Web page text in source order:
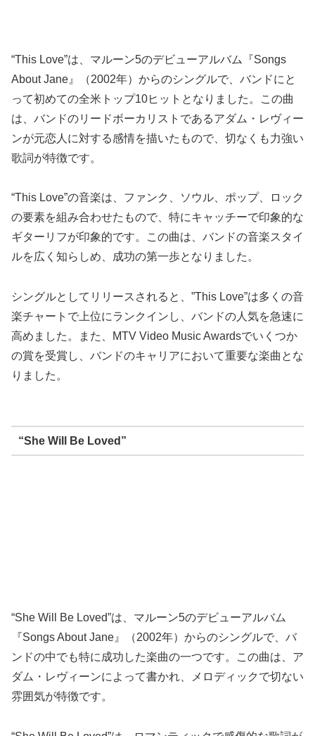
“This Love”は、マルーン5のデビューアルバム『Songs
About Jane』（2002年）からのシングルで、バンドにと
って初めての全米トップ10ヒットとなりました。この曲
は、バンドのリードボーカリストであるアダム・レヴィー
ンが元恋人に対する感情を描いたもので、切なくも力強い
歌詞が特徴です。
“This Love”の音楽は、ファンク、ソウル、ポップ、ロック
の要素を組み合わせたもので、特にキャッチーで印象的な
ギターリフが印象的です。この曲は、バンドの音楽スタイ
ルを広く知らしめ、成功の第一歩となりました。
シングルとしてリリースされると、”This Love”は多くの音
楽チャートで上位にランクインし、バンドの人気を急速に
高めました。また、MTV Video Music Awardsでいくつか
の賞を受賞し、バンドのキャリアにおいて重要な楽曲とな
りました。
“She Will Be Loved”
“She Will Be Loved”は、マルーン5のデビューアルバム
『Songs About Jane』（2002年）からのシングルで、バ
ンドの中でも特に成功した楽曲の一つです。この曲は、ア
ダム・レヴィーンによって書かれ、メロディックで切ない
雰囲気が特徴です。